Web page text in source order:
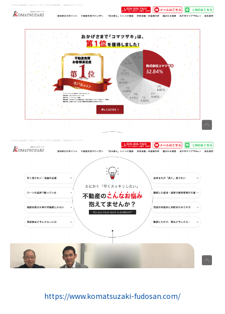
https://www.komatsuzaki-fudosan.com/